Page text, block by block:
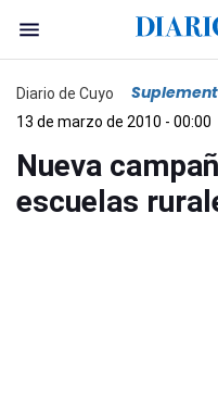
Diario de Cuyo
13 de marzo de 2010 - 00:00
Nueva
escuelas